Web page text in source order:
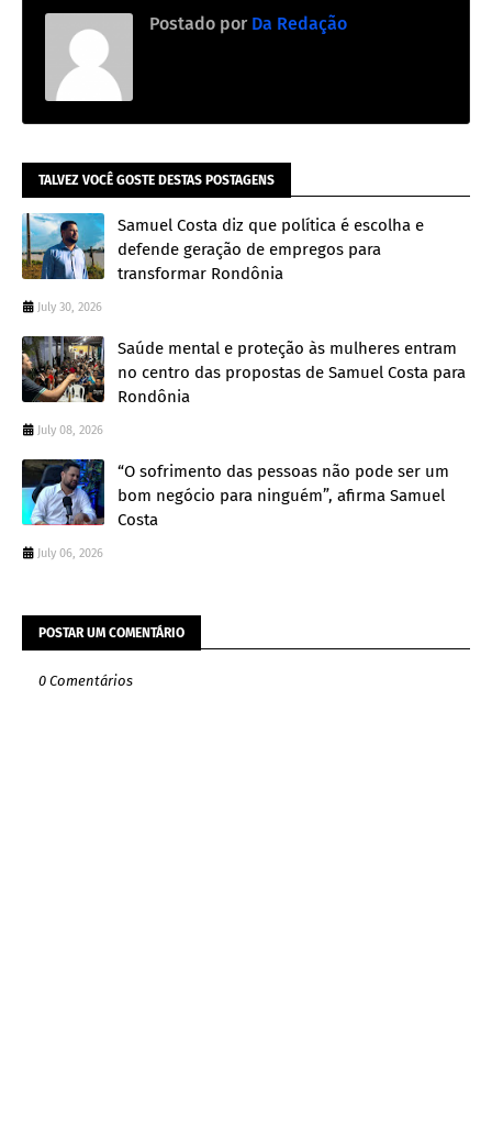
Postado por Da Redação
TALVEZ VOCÊ GOSTE DESTAS POSTAGENS
Samuel Costa diz que política é escolha e
defende geração de empregos para
transformar Rondônia
July 30, 2026
Saúde mental e proteção às mulheres entram
no centro das propostas de Samuel Costa para
Rondônia
July 08, 2026
“O sofrimento das pessoas não pode ser um
bom negócio para ninguém”, afirma Samuel
Costa
July 06, 2026
POSTAR UM COMENTÁRIO
0 Comentários